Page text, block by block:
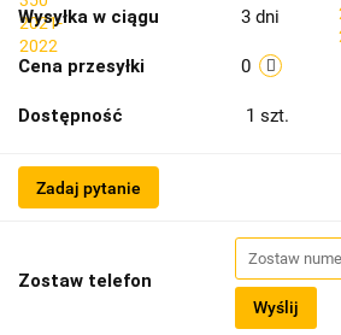
Wysyłka w ciągu 3 dni
Cena przesyłki 0
Dostępność 1 szt.
Zadaj pytanie
Zostaw telefon
Wyślij